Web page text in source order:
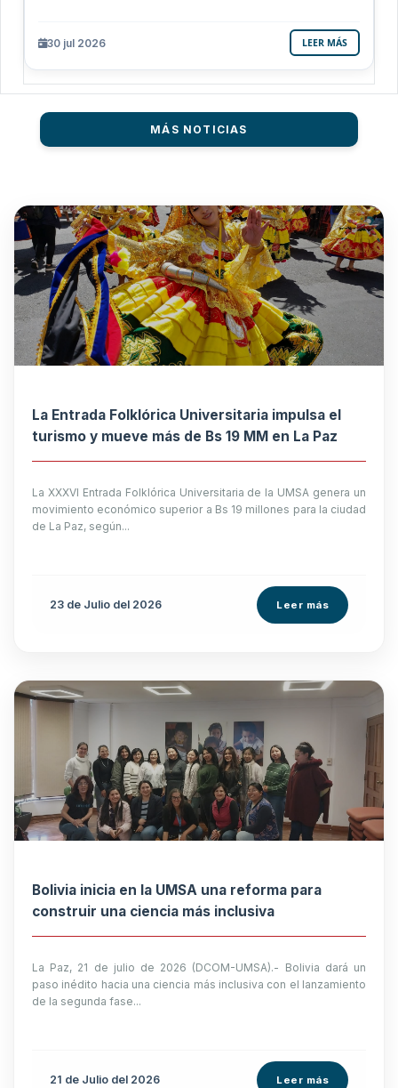
30 jul 2026 LEER MÁS
MÁS NOTICIAS
La Entrada Folklórica Universitaria impulsa el
turismo y mueve más de Bs 19 MM en La Paz
La XXXVI Entrada Folklórica Universitaria de la UMSA genera un
movimiento económico superior a Bs 19 millones para la ciudad
de La Paz, según...
23 de Julio del 2026 Leer más
Bolivia inicia en la UMSA una reforma para
construir una ciencia más inclusiva
La Paz, 21 de julio de 2026 (DCOM-UMSA).- Bolivia dará un
paso inédito hacia una ciencia más inclusiva con el lanzamiento
de la segunda fase...
21 de Julio del 2026 Leer más